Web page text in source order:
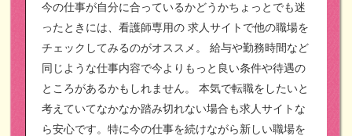
今の仕事が自分に合っているかどうかちょっとでも迷
ったときには、看護師専用の 求人サイトで他の職場を
チェックしてみるのがオススメ。
給与や勤務時間など
同じような仕事内容で今よりもっと良い条件や待遇の
ところがあるかもしれません。
本気で転職をしたいと
考えていてなかなか踏み切れない場合も求人サイトな
ら安心です。特に今の仕事を続けながら新しい職場を